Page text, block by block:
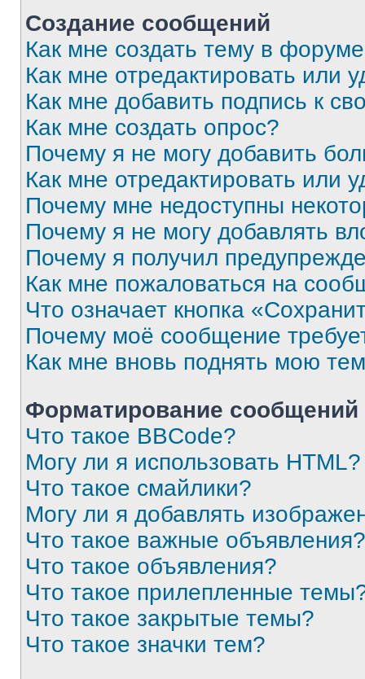
Создание сообщений
Как мне создать тему в
Как мне отредактировать или
Как мне добавить подпись к
Как мне создать опрос?
Почему я не могу добавить
Как мне отредактировать или
Почему мне недоступны
Почему я не могу добавлять
Почему я получил
Как мне пожаловаться на
Что означает кнопка
Почему моё сообщение
Как мне вновь поднять мою
Форматирование
Что такое BBCode?
Могу ли я использовать HTML?
Что такое смайлики?
Могу ли я добавлять
Что такое важные объявления?
Что такое объявления?
Что такое прилепленные
Что такое закрытые темы?
Что такое значки тем?